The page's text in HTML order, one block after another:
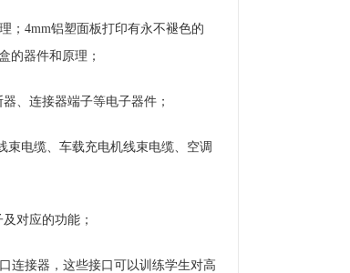
；4mm铝塑面板打印有永不褪色的
的器件和原理；
、连接器端子等电子器件；
束电缆、车载充电机线束电缆、空调
对应的功能；
连接器，这些接口可以训练学生对高